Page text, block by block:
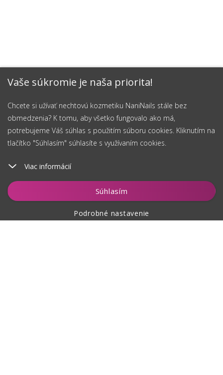
Vaše súkromie je naša priorita!
Chcete si užívať nechtovú kozmetiku NaniNails stále bez
obmedzenia? K tomu, aby všetko fungovalo ako má,
potrebujeme Váš súhlas s použitím súboru cookies. Kliknutím na
tlačítko "Súhlasím" súhlasíte s využívaním cookies.
Viac informácií
Súhlasím
Podrobné nastavenie